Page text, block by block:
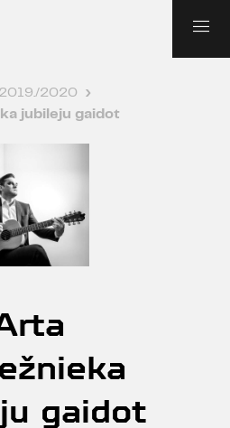
2019./2020
›
jubileju gaidot
gaidot